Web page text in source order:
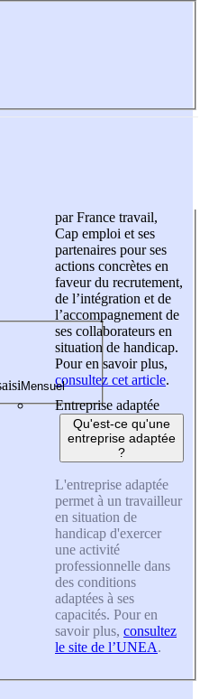
par France travail,
Cap emploi et ses
partenaires pour ses
actions concrètes en
faveur du recrutement,
de l’intégration et de
l’accompagnement de
ses collaborateurs en
situation de handicap.
Pour en savoir plus,
consultez cet article.
Entreprise adaptée
Qu'est-ce qu'une
entreprise adaptée
?
L'entreprise adaptée
permet à un travailleur
en situation de
handicap d'exercer
une activité
professionnelle dans
des conditions
adaptées à ses
capacités. Pour en
savoir plus, consultez
le site de l’UNEA.